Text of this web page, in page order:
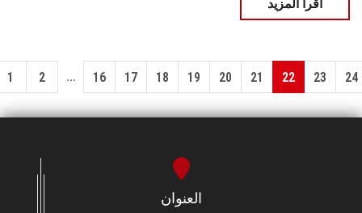
اقرأ المزيد
1 2 ... 16 17 18 19 20 21 22 23 24
العنوان